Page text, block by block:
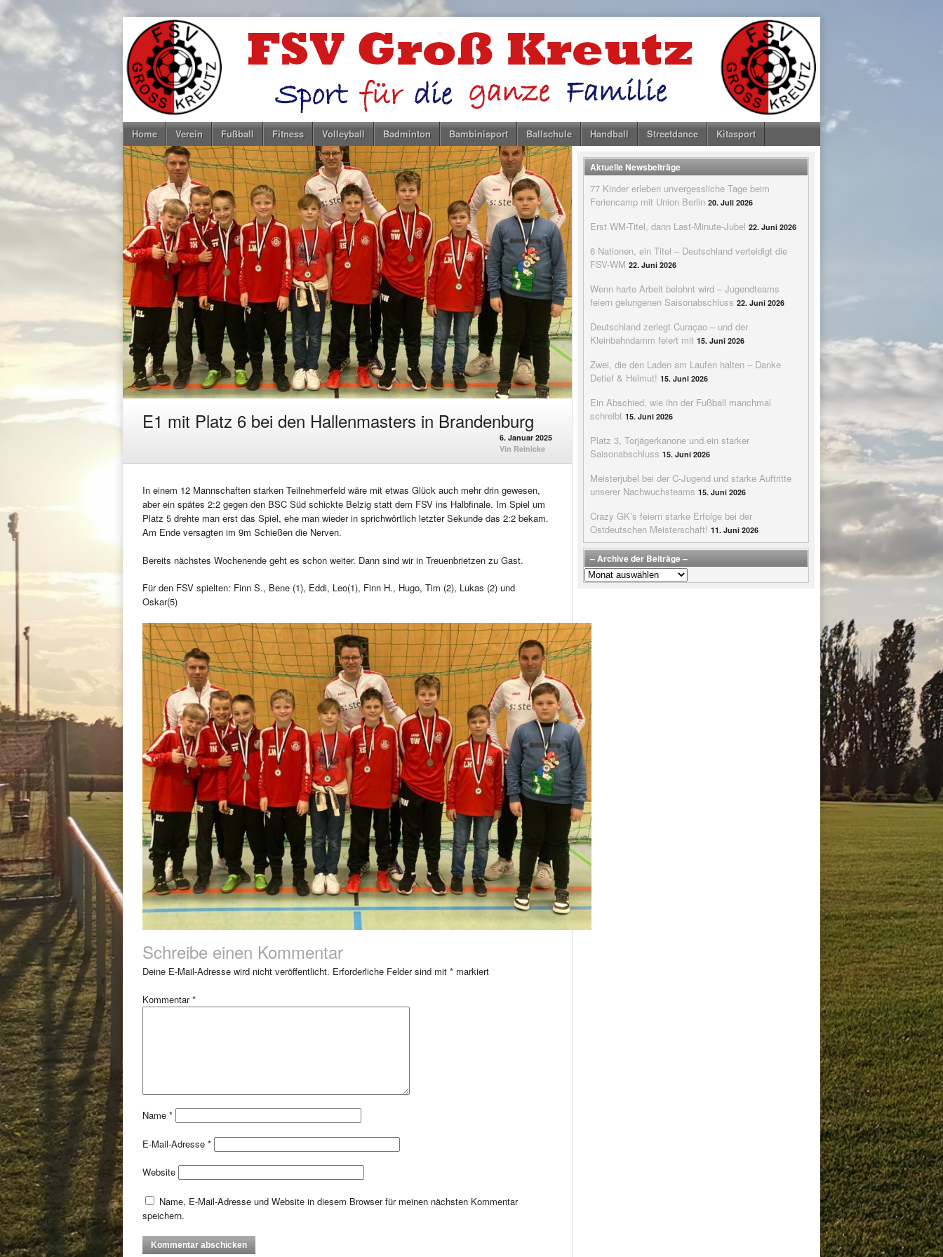
Home Verein Fußball Fitness Volleyball Badminton Bambinisport Ballschule Handball Streetdance Kitasport
E1 mit Platz 6 bei den Hallenmasters in Brandenburg
6. Januar 2025
Vin Reinicke
In einem 12 Mannschaften starken Teilnehmerfeld wäre mit etwas Glück auch mehr drin gewesen,
aber ein spätes 2:2 gegen den BSC Süd schickte Belzig statt dem FSV ins Halbfinale. Im Spiel um
Platz 5 drehte man erst das Spiel, ehe man wieder in sprichwörtlich letzter Sekunde das 2:2 bekam.
Am Ende versagten im 9m Schießen die Nerven.
Bereits nächstes Wochenende geht es schon weiter. Dann sind wir in Treuenbrietzen zu Gast.
Für den FSV spielten: Finn S., Bene (1), Eddi, Leo(1), Finn H., Hugo, Tim (2), Lukas (2) und
Oskar(5)
Schreibe einen Kommentar
Deine E-Mail-Adresse wird nicht veröffentlicht. Erforderliche Felder sind mit * markiert
Kommentar*
Name *
E-Mail-Adresse *
Website
Name, E-Mail-Adresse und Website in diesem Browser für meinen nächsten Kommentar
speichern.
Aktuelle Newsbeiträge
77 Kinder erleben unvergessliche Tage beim
Feriencamp mit Union Berlin 20. Juli 2026
Erst WM-Titel, dann Last-Minute-Jubel 22. Juni 2026
6 Nationen, ein Titel – Deutschland verteidigt die
FSV-WM 22. Juni 2026
Wenn harte Arbeit belohnt wird – Jugendteams
feiern gelungenen Saisonabschluss 22. Juni 2026
Deutschland zerlegt Curaçao – und der
Kleinbahndamm feiert mit 15. Juni 2026
Zwei, die den Laden am Laufen halten – Danke
Detlef & Helmut! 15. Juni 2026
Ein Abschied, wie ihn der Fußball manchmal
schreibt 15. Juni 2026
Platz 3, Torjägerkanone und ein starker
Saisonabschluss 15. Juni 2026
Meisterjubel bei der C-Jugend und starke Auftritte
unserer Nachwuchsteams 15. Juni 2026
Crazy GK’s feiern starke Erfolge bei der
Ostdeutschen Meisterschaft! 11. Juni 2026
– Archive der Beiträge –
–
Archive
–